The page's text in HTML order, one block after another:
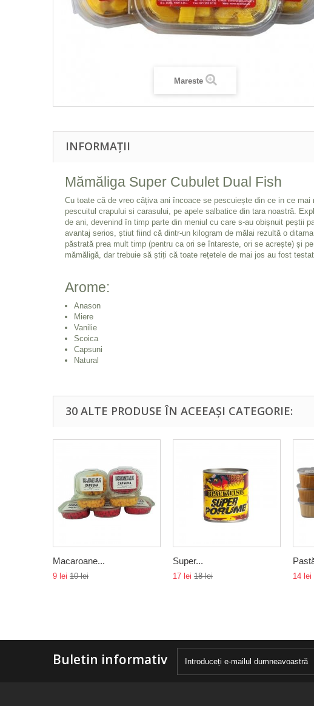
Mareste
INFORMAȚII
Mămăliga Super Cubulet Dual Fish
Cu toate că de vreo câțiva ani încoace se pescuiește din ce in ce mai
pescuitul crapului si carasului, pe apele salbatice din tara noastră.
de ani, devenind în timp parte din meniul cu care s-au obișnuit peștii
avantaj serios, știut fiind că dintr-un kilogram de mălai rezultă o
păstrată prea mult timp (pentru ca ori se întareste, ori se acrește) și
mămăligă, dar trebuie să știți că toate rețetele de mai jos au fost
Arome:
Anason
Miere
Vanilie
Scoica
Capsuni
Natural
30 ALTE PRODUSE ÎN ACEEAȘI CATEGORIE:
Macaroane...
9 lei 10 lei
Super...
17 lei 18 lei 14 lei
Buletin informativ